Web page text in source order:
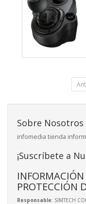
Sobre Nosotros
infomedia tienda
¡Suscríbete a
PROTECCIÓN
Responsable: SIMTECH